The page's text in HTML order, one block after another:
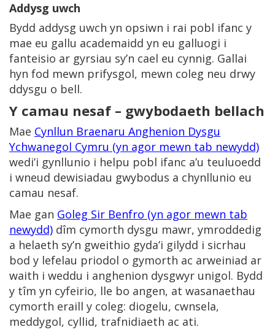
Addysg uwch
Bydd addysg uwch yn opsiwn i rai pobl ifanc y
mae eu gallu academaidd yn eu galluogi i
fanteisio ar gyrsiau sy’n cael eu cynnig. Gallai
hyn fod mewn prifysgol, mewn coleg neu drwy
ddysgu o bell.
Y camau nesaf – gwybodaeth bellach
Mae Cynllun Braenaru Anghenion Dysgu
Ychwanegol Cymru (yn agor mewn tab newydd)
wedi’i gynllunio i helpu pobl ifanc a’u teuluoedd
i wneud dewisiadau gwybodus a chynllunio eu
camau nesaf.
Mae gan Goleg Sir Benfro (yn agor mewn tab
newydd) dîm cymorth dysgu mawr, ymroddedig
a helaeth sy’n gweithio gyda’i gilydd i sicrhau
bod y lefelau priodol o gymorth ac arweiniad ar
waith i weddu i anghenion dysgwyr unigol. Bydd
y tîm yn cyfeirio, lle bo angen, at wasanaethau
cymorth eraill y coleg: diogelu, cwnsela,
meddygol, cyllid, trafnidiaeth ac ati.